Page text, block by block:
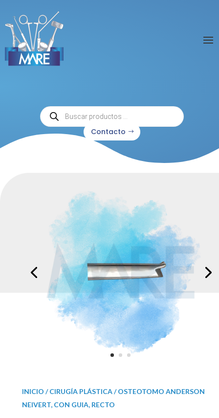
Búsqueda
de
productos
Contacto
INICIO /CIRUGÍA PLÁSTICA/ OSTEOTOMO ANDERSON
NEIVERT, CON GUIA, RECTO